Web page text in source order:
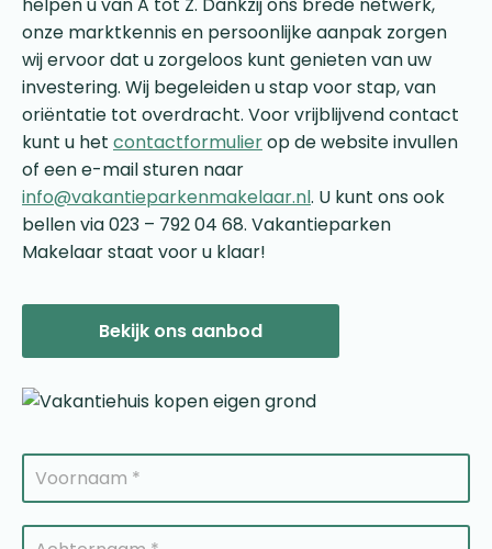
onze marktkennis en persoonlijke aanpak zorgen
wij ervoor dat u zorgeloos kunt genieten van uw
investering. Wij begeleiden u stap voor stap, van
oriëntatie tot overdracht. Voor vrijblijvend contact
kunt u het contactformulierop de website invullen
of een e-mail sturen naar
info@vakantieparkenmakelaar.nl. U kunt ons ook
bellen via 023 – 792 04 68. Vakantieparken
Makelaar staat voor u klaar!
Bekijk ons aanbod